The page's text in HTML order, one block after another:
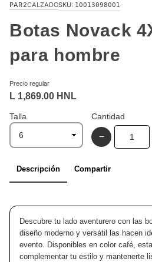
PAR2CALZADOSKU: 10013098001
Botas Novack
para hombre
Precio regular
L 1,869.00 HNL
Talla Cantidad
−
Descripción Compartir
Descubre tu lado aventurero con las
diseño moderno y versátil las hacen
evento. Disponibles en color café,
complementar tu estilo y mantenerte